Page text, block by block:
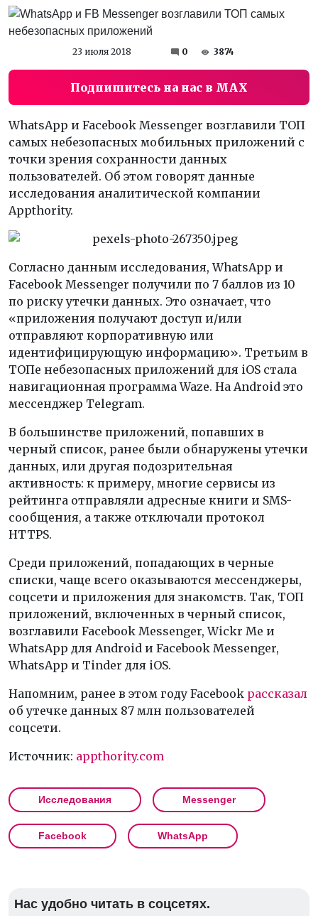
23 июля 2018 0 3874
Подпишитесь на нас в MAX
WhatsApp и Facebook Messenger возглавили ТОП
самых небезопасных мобильных приложений с
точки зрения сохранности данных
пользователей. Об этом говорят данные
исследования аналитической компании
Appthority.
Согласно данным исследования, WhatsApp и
Facebook Messenger получили по 7 баллов из 10
по риску утечки данных. Это означает, что
«приложения получают доступ и/или
отправляют корпоративную или
идентифицирующую информацию». Третьим в
ТОПе небезопасных приложений для iOS стала
навигационная программа Waze. На Android это
мессенджер Telegram.
В большинстве приложений, попавших в
черный список, ранее были обнаружены утечки
данных, или другая подозрительная
активность: к примеру, многие сервисы из
рейтинга отправляли адресные книги и SMS-
сообщения, а также отключали протокол
HTTPS.
Среди приложений, попадающих в черные
списки, чаще всего оказываются мессенджеры,
соцсети и приложения для знакомств. Так, ТОП
приложений, включенных в черный список,
возглавили Facebook Messenger, Wickr Me и
WhatsApp для Android и Facebook Messenger,
WhatsApp и Tinder для iOS.
Напомним, ранее в этом году Facebook рассказал
об утечке данных 87 млн пользователей
соцсети.
Источник: appthority.com
Исследования Messenger
Facebook WhatsApp
Нас удобно читать в соцсетях.